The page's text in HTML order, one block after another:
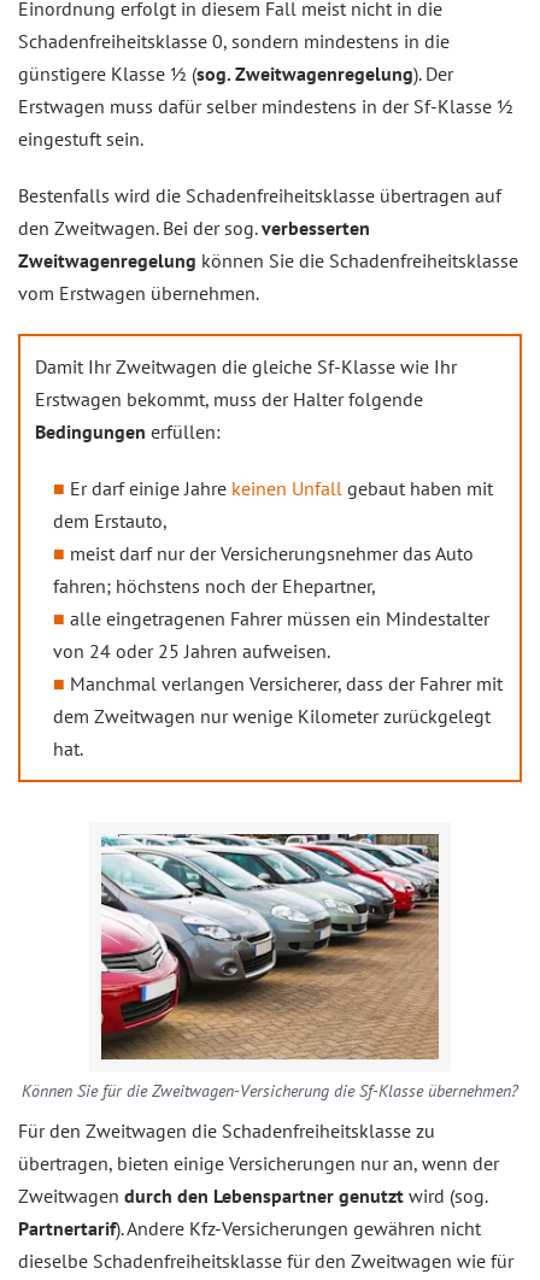
Einordnung erfolgt in diesem Fall meist nicht in die
Schadenfreiheitsklasse 0, sondern mindestens in die
günstigere Klasse ½ (sog. Zweitwagenregelung). Der
Erstwagen muss dafür selber mindestens in der Sf-Klasse ½
eingestuft sein.
Bestenfalls wird die Schadenfreiheitsklasse übertragen auf
den Zweitwagen. Bei der sog.verbesserten
Zweitwagenregelung können Sie die Schadenfreiheitsklasse
vom Erstwagen übernehmen.
Damit Ihr Zweitwagen die gleiche Sf-Klasse wie Ihr
Erstwagen bekommt, muss der Halter folgende
Bedingungen erfüllen:
Er darf einige Jahre keinen Unfall gebaut haben mit
dem Erstauto,
meist darf nur der Versicherungsnehmer das Auto
fahren; höchstens noch der Ehepartner,
alle eingetragenen Fahrer müssen ein Mindestalter
von 24 oder 25 Jahren aufweisen.
Manchmal verlangen Versicherer, dass der Fahrer mit
dem Zweitwagen nur wenige Kilometer zurückgelegt
hat.
Können Sie für die Zweitwagen-Versicherung die Sf-Klasse übernehmen?
Für den Zweitwagen die Schadenfreiheitsklasse zu
übertragen, bieten einige Versicherungen nur an, wenn der
Zweitwagen durch den Lebenspartner genutzt wird (sog.
Partnertarif). Andere Kfz-Versicherungen gewähren nicht
dieselbe Schadenfreiheitsklasse für den Zweitwagen wie für